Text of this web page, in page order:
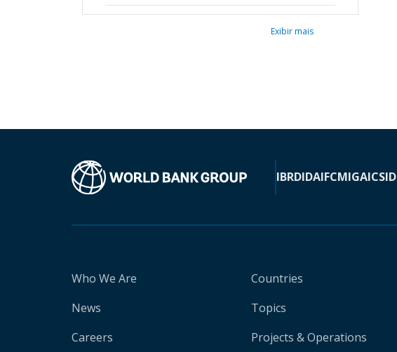
Exibir mais
IBRDIDAIFCMIGAICSID
Who We Are
News
Careers
Countries
Topics
Projects & Operations